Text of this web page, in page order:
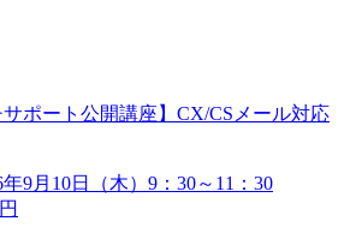
サポート公開講座】CX/CSメール対応
9月10日（木）9：30～11：30